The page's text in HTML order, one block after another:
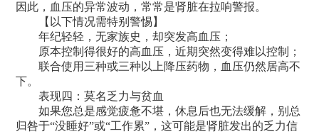
因此，血压的异常波动，常常是肾脏在拉响警报。
【以下情况需特别警惕】
年纪轻轻，无家族史，却突发高血压；
原本控制得很好的高血压，近期突然变得难以控制；
联合使用三种或三种以上降压药物，血压仍然居高不
下。
表现四：莫名乏力与贫血
如果您总是感觉疲惫不堪，休息后也无法缓解，别总
归咎于“没睡好”或“工作累”，这可能是肾脏发出的乏力信